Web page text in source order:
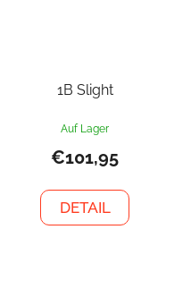
1B Slight
Auf Lager
€101,95
DETAIL